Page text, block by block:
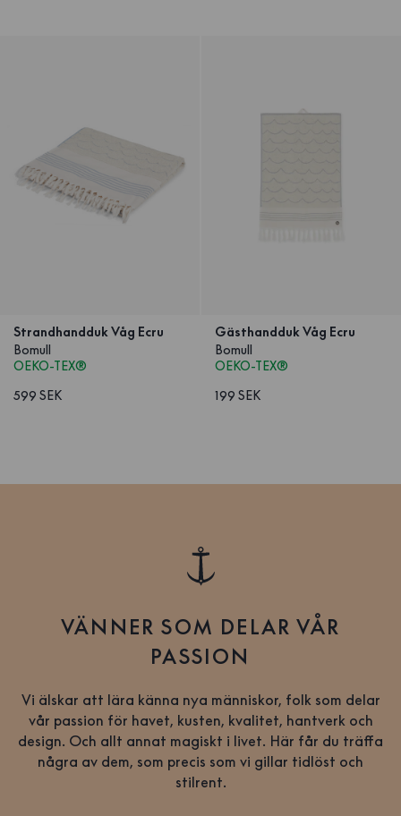
Strandhandduk Våg Ecru
Bomull
OEKO-TEX®
599 SEK
Gästhandduk Våg Ecru
Bomull
OEKO-TEX®
199 SEK
VÄNNER SOM DELAR VÅR
PASSION
Vi älskar att lära känna nya människor, folk som delar
vår passion för havet, kusten, kvalitet, hantverk och
design. Och allt annat magiskt i livet. Här får du träffa
några av dem, som precis som vi gillar tidlöst och
stilrent.